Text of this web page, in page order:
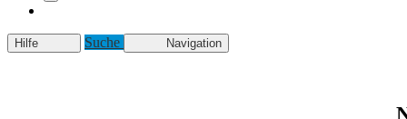
Hilfe Suche Navigation